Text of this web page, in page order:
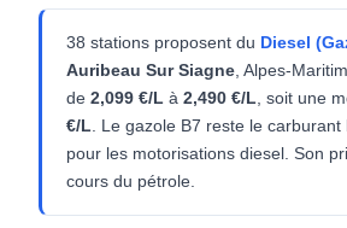
38 stations proposent du Diesel
Auribeau Sur Siagne, Alpes-
de 2,099 €/L à 2,490 €/L, soit une
€/L. Le gazole B7 reste le carburant
pour les motorisations diesel. Son
cours du pétrole.